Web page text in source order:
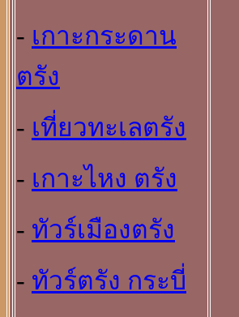
- เกาะกระดาน
ตรัง
- เที่ยวทะเลตรัง
- เกาะไหง ตรัง
- ทัวร์เมืองตรัง
- ทัวร์ตรัง กระบี่